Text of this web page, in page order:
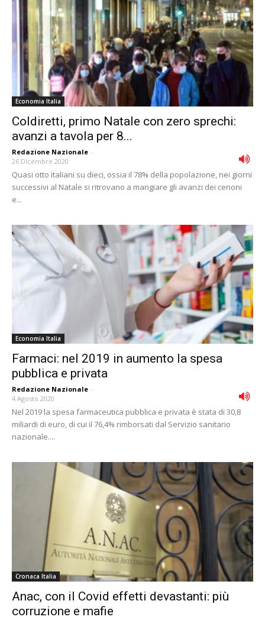
Economia Italia
Coldiretti, primo Natale con zero sprechi:
avanzi a tavola per 8...
Redazione Nazionale -
26 Dicembre 2020
Quasi otto italiani su dieci, ossia il 78% della popolazione, nei giorni
successivi al Natale si ritrovano a mangiare gli avanzi dei cenoni
e...
Economia Italia
Farmaci: nel 2019 in aumento la spesa
pubblica e privata
Redazione Nazionale -
4 Agosto 2020
Nel 2019 la spesa farmaceutica pubblica e privata è stata di 30,8
miliardi di euro, di cui il 76,4% rimborsati dal Servizio sanitario
nazionale....
Cronaca Italia
Anac, con il Covid effetti devastanti: più
corruzione e mafie